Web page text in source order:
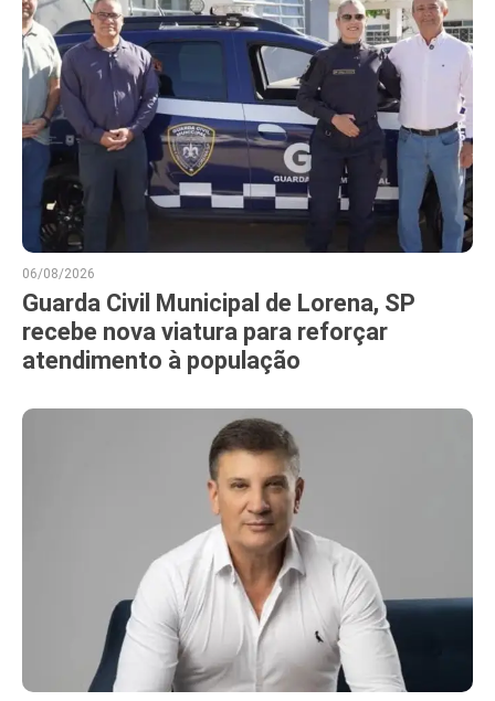
06/08/2026
Guarda Civil Municipal de Lorena, SP
recebe nova viatura para reforçar
atendimento à população